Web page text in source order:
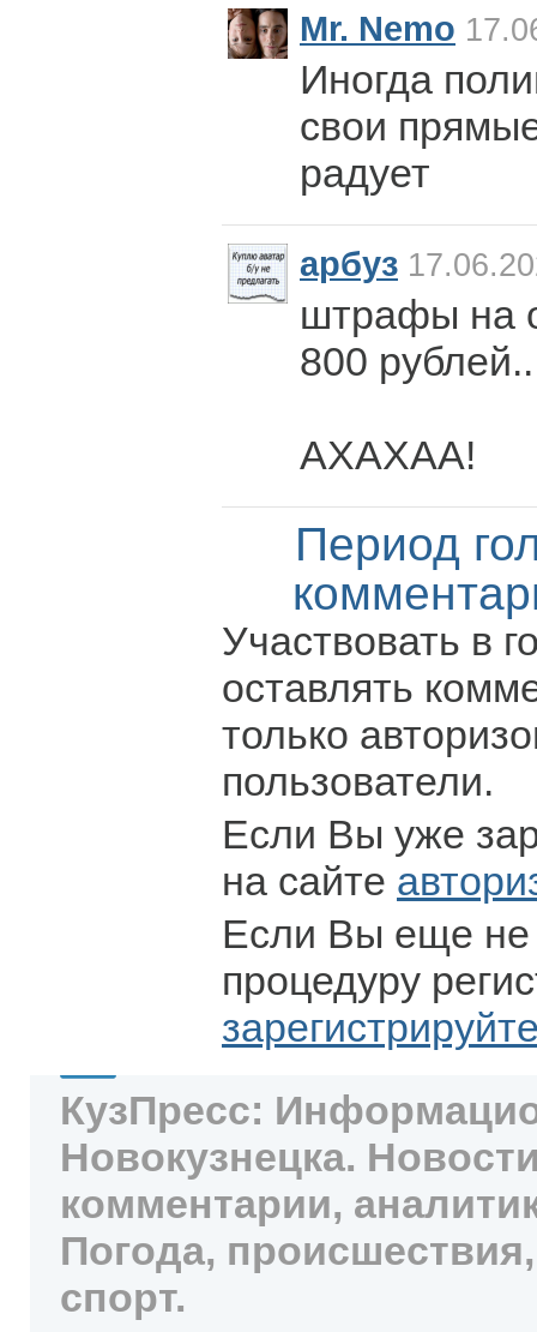
Mr. Nemo
Иногда
свои
радует
арбуз
штрафы на
800
АХАХАА!
Период
Участвовать в
оставлять
только
пользователи.
Если Вы уже
на сайте
Если Вы еще не
процедуру
КузПресс:
Новокузнецка.
комментарии,
Погода,
спорт.